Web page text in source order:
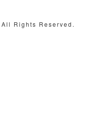
Rights Reserved.